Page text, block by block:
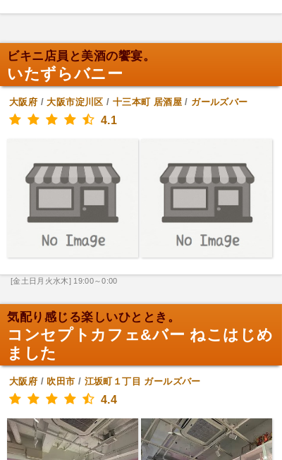
ビキニ店員と美酒の饗宴。
いたずらバニー
大阪府 /大阪市淀川区 / 十三本町 居酒屋/ ガールズバー
4.1
[金土日月火水木] 19:00～0:00
気配り感じる楽しいひととき。
コンセプトカフェ&バー ねこはじめ
ました
大阪府 / 吹田市 / 江坂町１丁目 ガールズバー
4.4